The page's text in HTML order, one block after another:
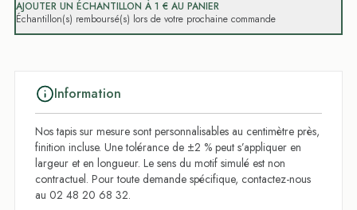
AJOUTER UN ÉCHANTILLON À 1 € AU PANIER
Échantillon(s) remboursé(s) lors de votre prochaine commande
Information
Nos tapis sur mesure sont personnalisables au centimètre près,
finition incluse. Une tolérance de ±2 % peut s’appliquer en
largeur et en longueur. Le sens du motif simulé est non
contractuel. Pour toute demande spécifique, contactez-nous
au 02 48 20 68 32.